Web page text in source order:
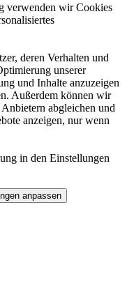
verwenden wir Cookies
deren Verhalten und
unserer
und Inhalte anzuzeigen
Außerdem können wir
abgleichen und
anzeigen, nur wenn
in den Einstellungen
anpassen